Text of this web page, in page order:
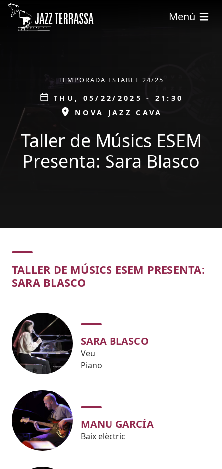
Skip to main content
Menú
TEMPORADA ESTABLE 24/25
Data
THU, 05/22/2025 - 21:30
ESPAI
NOVA JAZZ CAVA
Taller de Músics ESEM
Presenta: Sara Blasco
Concert
TALLER DE MÚSICS ESEM PRESENTA:
SARA BLASCO
SARA BLASCO
Veu
Piano
MANU GARCÍA
Baix elèctric